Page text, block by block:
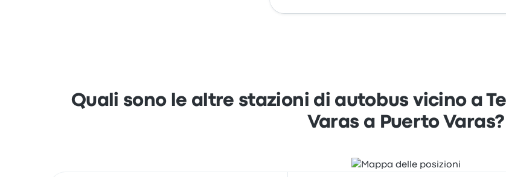
Quali sono le altre stazioni di autobus vicino a
Varas a Puerto Varas?